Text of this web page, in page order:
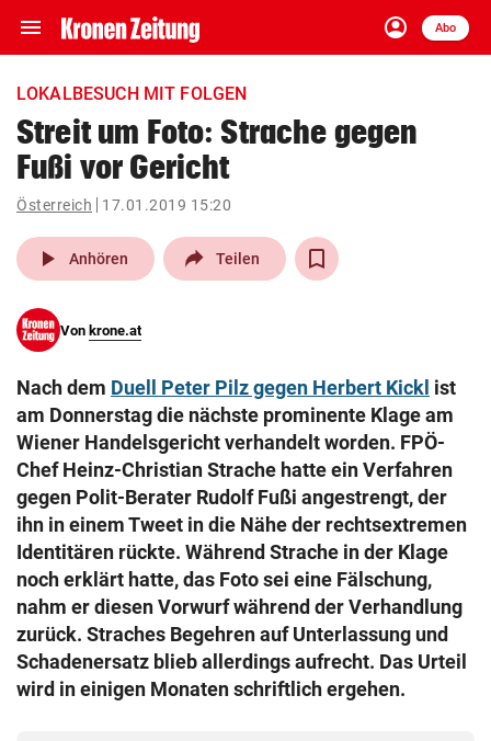
menu Navigation
ein-/ausklappen
account_circle
Anmelden
Abo
close Schließen
account_circle Anmelden
pin_drop
Wien arrow_right
search
eingeben
© Krone Multimedia GmbH & Co KG 2026
Muthgasse 2, 1190 Wien
LOKALBESUCH MIT FOLGEN
Streit um Foto: Strache gegen
Fußi vor Gericht
Österreich 17.01.2019 15:20
play_arrow Anhören Teilen
Von krone.at
Nach dem Duell Peter Pilz gegen Herbert Kickl ist
am Donnerstag die nächste prominente Klage am
Wiener Handelsgericht verhandelt worden. FPÖ-
Chef Heinz-Christian Strache hatte ein Verfahren
gegen Polit-Berater Rudolf Fußi angestrengt, der
ihn in einem Tweet in die Nähe der rechtsextremen
Identitären rückte. Während Strache in der Klage
noch erklärt hatte, das Foto sei eine Fälschung,
nahm er diesen Vorwurf während der Verhandlung
zurück. Straches Begehren auf Unterlassung und
Schadenersatz blieb allerdings aufrecht. Das Urteil
wird in einigen Monaten schriftlich ergehen.